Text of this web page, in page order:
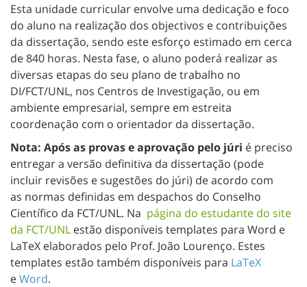
Esta unidade curricular envolve uma dedicação e foco
do aluno na realização dos objectivos e contribuições
da dissertação, sendo este esforço estimado em cerca
de 840 horas. Nesta fase, o aluno poderá realizar as
diversas etapas do seu plano de trabalho no
DI/FCT/UNL, nos Centros de Investigação, ou em
ambiente empresarial, sempre em estreita
coordenação com o orientador da dissertação.
Nota: Após as provas e aprovação pelo júri é preciso
entregar a versão definitiva da dissertação (pode
incluir revisões e sugestões do júri) de acordo com
as normas definidas em despachos do Conselho
Científico da FCT/UNL. Na página do estudante do site
da FCT/UNL estão disponíveis templates para Word e
LaTeX elaborados pelo Prof. João Lourenço. Estes
templates estão também disponíveis para LaTeX
eWord.